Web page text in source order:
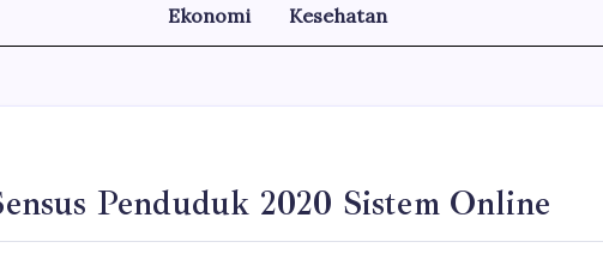
Ekonomi Kesehatan
Penduduk 2020 Sistem Online